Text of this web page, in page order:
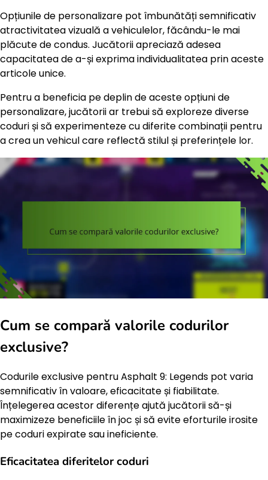
Opțiunile de personalizare pot îmbunătăți semnificativ
atractivitatea vizuală a vehiculelor, făcându-le mai
plăcute de condus. Jucătorii apreciază adesea
capacitatea de a-și exprima individualitatea prin aceste
articole unice.
Pentru a beneficia pe deplin de aceste opțiuni de
personalizare, jucătorii ar trebui să exploreze diverse
coduri și să experimenteze cu diferite combinații pentru
a crea un vehicul care reflectă stilul și preferințele lor.
Cum se compară valorile codurilor
exclusive?
Codurile exclusive pentru Asphalt 9: Legends pot varia
semnificativ în valoare, eficacitate și fiabilitate.
Înțelegerea acestor diferențe ajută jucătorii să-și
maximizeze beneficiile în joc și să evite eforturile irosite
pe coduri expirate sau ineficiente.
Eficacitatea diferitelor coduri